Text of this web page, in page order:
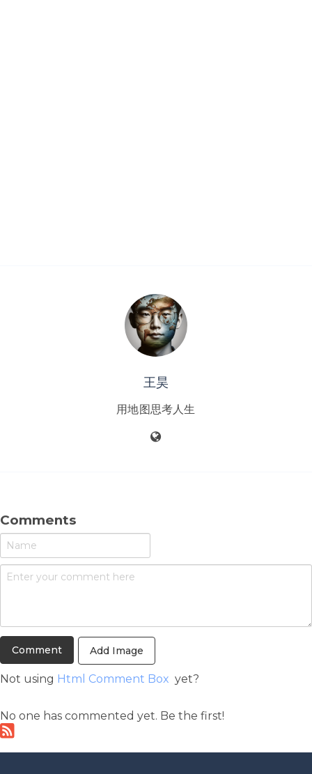
王昊
用地图思考人生
Comments
Add Image
Not using Html Comment Box yet?
No one has commented yet. Be the first!